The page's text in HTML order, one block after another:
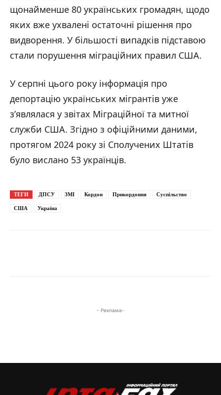
щонайменше 80 українських громадян, щодо
яких вже ухвалені остаточні рішення про
видворення. У більшості випадків підставою
стали порушення міграційних правил США.
У серпні цього року інформація про
депортацію українських мігрантів уже
з’являлася у звітах Міграційної та митної
служби США. Згідно з офіційними даними,
протягом 2024 року зі Сполучених Штатів
було вислано 53 українців.
ТЕГИ ДПСУ ЗМІ Кордон Прикордоння Суспільство
США Україна
- Реклама-